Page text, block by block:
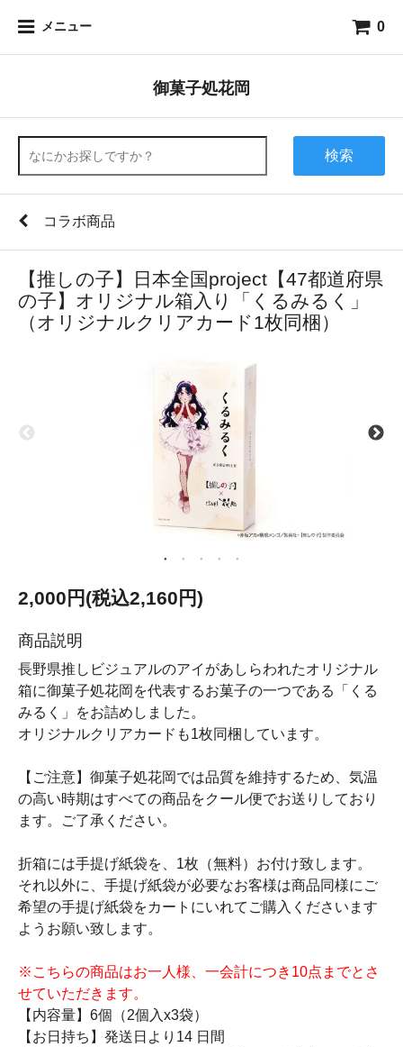
メニュー 0
御菓子処花岡
検索
コラボ商品
【推しの子】日本全国project【47都道府県
の子】オリジナル箱入り「くるみるく」
（オリジナルクリアカード1枚同梱）
2,000円(税込2,160円)
商品説明
長野県推しビジュアルのアイがあしらわれたオリジナル
箱に御菓子処花岡を代表するお菓子の一つである「くる
みるく」をお詰めしました。
オリジナルクリアカードも1枚同梱しています。
【ご注意】御菓子処花岡では品質を維持するため、気温
の高い時期はすべての商品をクール便でお送りしており
ます。ご了承ください。
折箱には手提げ紙袋を、1枚（無料）お付け致します。
それ以外に、手提げ紙袋が必要なお客様は商品同様にご
希望の手提げ紙袋をカートにいれてご購入くださいます
ようお願い致します。
※こちらの商品はお一人様、一会計につき10点までとさ
せていただきます。
【内容量】6個（2個入x3袋）
【お日持ち】発送日より14 日間